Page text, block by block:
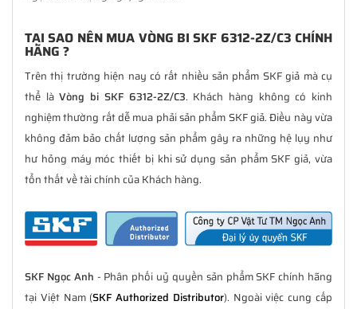
TẠI SAO NÊN MUA VÒNG BI SKF 6312-2Z/C3 CHÍNH
HÃNG ?
Trên thị trường hiện nay có rất nhiều sản phẩm SKF giả mà cụ
thể làVòng bi SKF 6312-2Z/C3. Khách hàng không có kinh
nghiệm thường rất dễ mua phải sản phẩm SKF giả. Điều này vừa
không đảm bảo chất lượng sản phẩm gây ra những hệ lụy như
hư hỏng máy móc thiết bị khi sử dụng sản phẩm SKF giả, vừa
tổn thất về tài chính của Khách hàng.
SKF Ngọc Anh - Phân phối uỷ quyền sản phẩm SKF chính hãng
tại Việt Nam (SKF Authorized Distributor). Ngoài việc cung cấp